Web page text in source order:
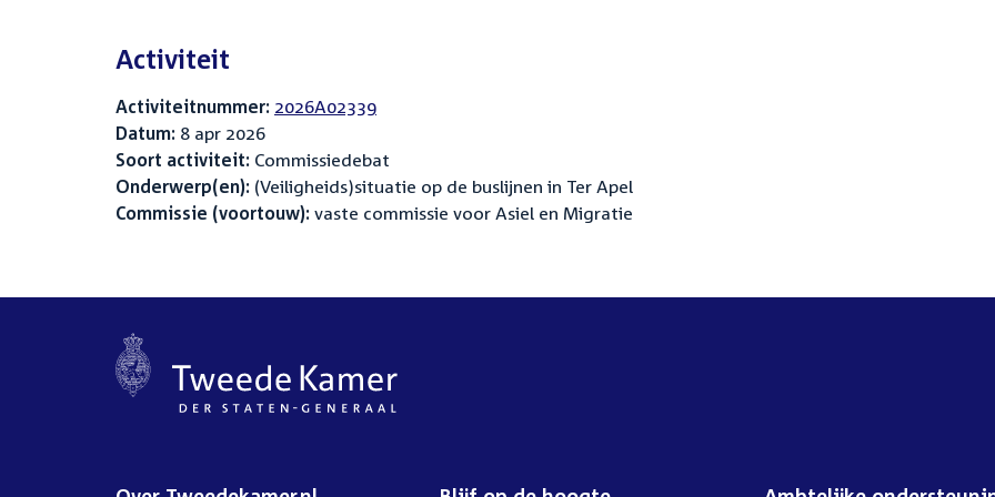
Activiteit
Activiteitnummer: 2026A02339
Datum: 8 apr 2026
Soort activiteit: Commissiedebat
Onderwerp(en): (Veiligheids)situatie op de buslijnen in Ter Apel
Commissie (voortouw): vaste commissie voor Asiel en Migratie